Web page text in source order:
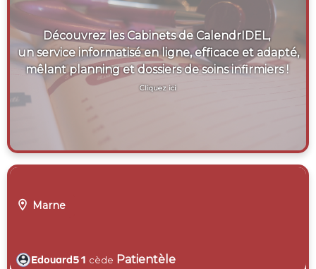
Découvrez les Cabinets de CalendrIDEL,
un service informatisé en ligne, efficace et adapté,
mêlant planning et dossiers de soins infirmiers !
Cliquez ici
 Marne
Edouard51 cède Patientèle